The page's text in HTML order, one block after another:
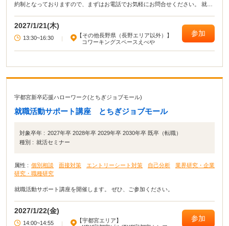
約制となっておりますので、まずはお電話でお気軽にお問合せください。 就職
削や面接指導なども行います。
2027/1/21(木)
13:30~16:30
【その他長野県（長野エリア以外）】
コワーキングスペースえべや
参加
宇都宮新卒応援ハローワーク(とちぎジョブモール)
就職活動サポート講座 とちぎジョブモール
対象卒年 : 2027年卒 2028年卒 2029年卒 2030年卒 既卒（転職）
種別 : 就活セミナー
属性 : 個別相談 面接対策 エントリーシート対策 自己分析
業界研究・企業
研究・職種研究
就職活動サポート講座を開催します。 ぜひ、ご参加ください。
2027/1/22(金)
14:00~14:55
【宇都宮エリア】
参加